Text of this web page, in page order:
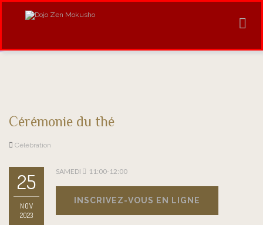
Cérémonie du thé
Célébration
25
NOV
2023
SAMEDI 11:00-12:00
INSCRIVEZ-VOUS EN LIGNE